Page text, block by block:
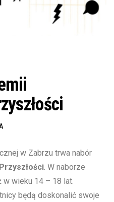
w Zabrzu trwa nabór
. W naborze
w wieku 14 – 18 lat.
będą doskonalić swoje